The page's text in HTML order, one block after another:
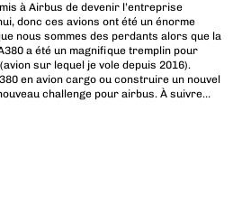
à Airbus de devenir l’entreprise
donc ces avions ont été un énorme
nous sommes des perdants alors que la
a été un magnifique tremplin pour
sur lequel je vole depuis 2016).
en avion cargo ou construire un nouvel
challenge pour airbus. À suivre…